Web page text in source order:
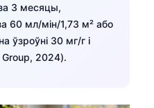
3 месяцы,
60 мл/мін/1,73 м² або
ўзроўні 30 мг/г і
2024).